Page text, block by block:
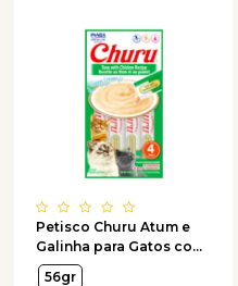
Petisco Churu Atum e
Galinha para Gatos com
4 Unidades de 14g
56gr